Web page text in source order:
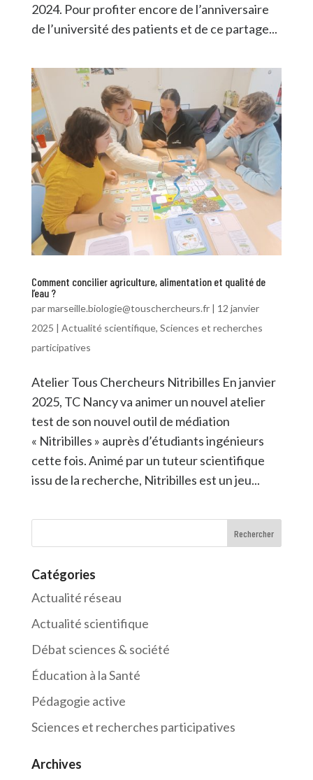
2024. Pour profiter encore de l’anniversaire
de l’université des patients et de ce partage...
Comment concilier agriculture, alimentation et qualité de
l’eau ?
parmarseille.biologie@touschercheurs.fr| 12 janvier
2025 | Actualité scientifique, Sciences et recherches
participatives
Atelier Tous Chercheurs Nitribilles En janvier
2025, TC Nancy va animer un nouvel atelier
test de son nouvel outil de médiation
« Nitribilles » auprès d’étudiants ingénieurs
cette fois. Animé par un tuteur scientifique
issu de la recherche, Nitribilles est un jeu...
Catégories
Actualité réseau
Actualité scientifique
Débat sciences & société
Éducation à la Santé
Pédagogie active
Sciences et recherches participatives
Archives